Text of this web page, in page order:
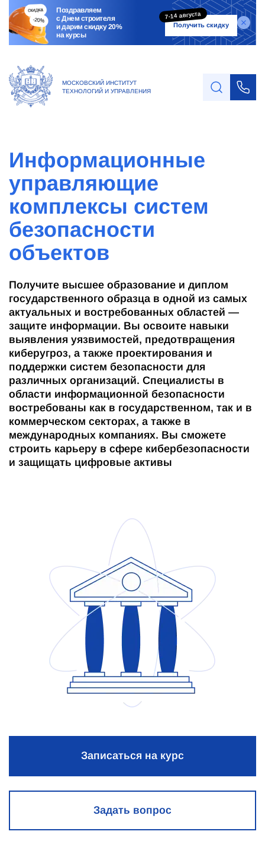
Поздравляем
с Днем строителя
и дарим скидку 20%
на курсы
7-14 августа
Получить скидку
МОСКОВСКИЙ ИНСТИТУТ
ТЕХНОЛОГИЙ И УПРАВЛЕНИЯ
Информационные
управляющие
комплексы систем
безопасности
объектов
Получите высшее образование и диплом
государственного образца в одной из самых
актуальных и востребованных областей —
защите информации. Вы освоите навыки
выявления уязвимостей, предотвращения
киберугроз, а также проектирования и
поддержки систем безопасности для
различных организаций. Специалисты в
области информационной безопасности
востребованы как в государственном, так и в
коммерческом секторах, а также в
международных компаниях. Вы сможете
строить карьеру в сфере кибербезопасности
и защищать цифровые активы
Записаться на курс
Задать вопрос